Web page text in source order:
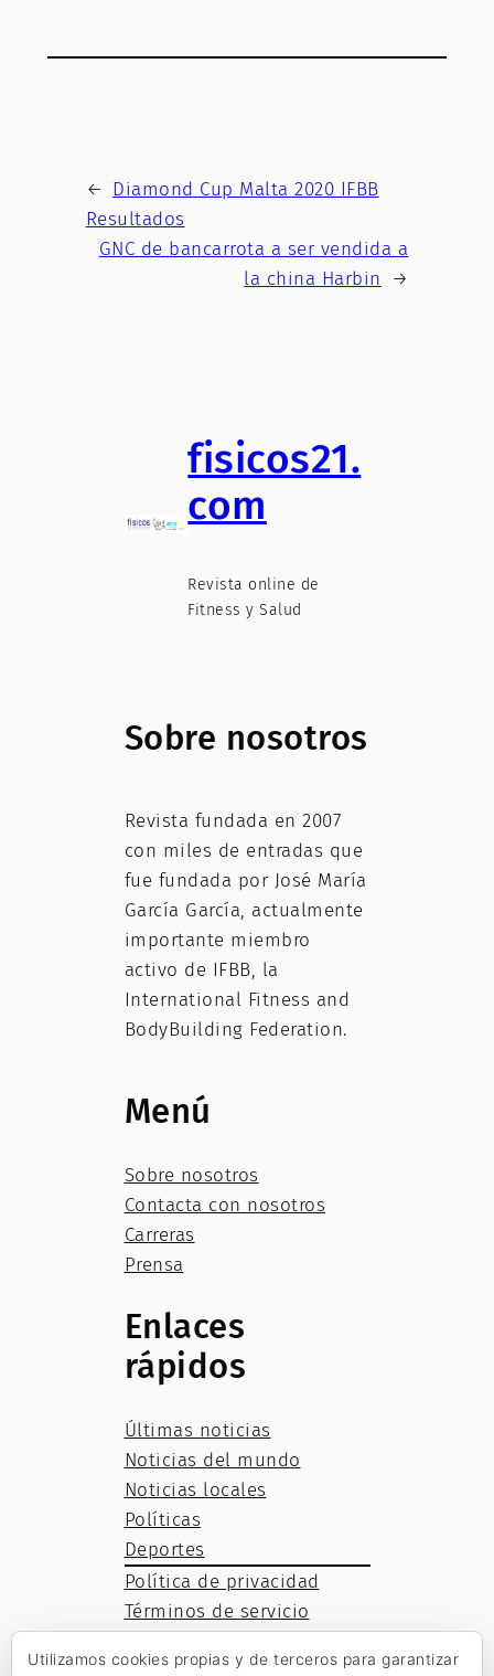
← Diamond Cup Malta 2020 IFBB
Resultados
GNC de bancarrota a ser vendida a
la china Harbin
→
fisicos21.
com
Revista online de
Fitness y Salud
Sobre nosotros
Revista fundada en 2007
con miles de entradas que
fue fundada por José María
García García, actualmente
importante miembro
activo de IFBB, la
International Fitness and
BodyBuilding Federation.
Menú
Sobre nosotros
Contacta con nosotros
Carreras
Prensa
Enlaces
rápidos
Últimas noticias
Noticias del mundo
Noticias locales
Políticas
Deportes
Política de privacidad
Términos de servicio
Utilizamos cookies propias y de terceros para garantizar